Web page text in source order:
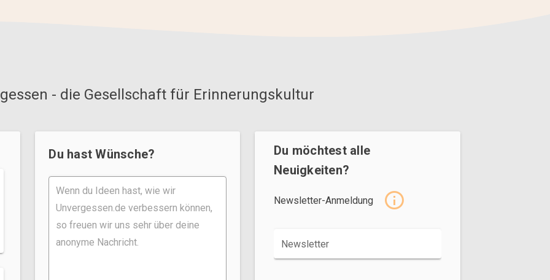
- die Gesellschaft für Erinnerungskultur
Du hast Wünsche?
Du möchtest alle
Neuigkeiten?
Newsletter-Anmeldung
Newsletter